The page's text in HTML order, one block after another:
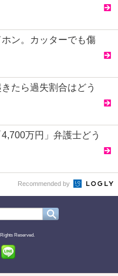
ン。カッターでも傷
たら過失割合はどう
万円」弁護士どう
Recommended by
Reserved.